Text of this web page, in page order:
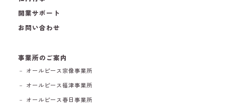
開業サポート
お問い合わせ
事業所のご案内
－ オールピース宗像事業所
－ オールピース福津事業所
－ オールピース春日事業所